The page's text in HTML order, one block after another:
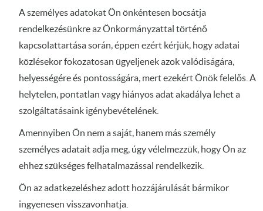
A személyes adatokat Ön önkéntesen bocsátja
rendelkezésünkre az Önkormányzattal történő
kapcsolattartása során, éppen ezért kérjük, hogy adatai
közlésekor fokozatosan ügyeljenek azok valódiságára,
helyességére és pontosságára, mert ezekért Önök felelős. A
helytelen, pontatlan vagy hiányos adat akadálya lehet a
szolgáltatásaink igénybevételének.
Amennyiben Ön nem a saját, hanem más személy
személyes adatait adja meg, úgy vélelmezzük, hogy Ön az
ehhez szükséges felhatalmazással rendelkezik.
Ön az adatkezeléshez adott hozzájárulását bármikor
ingyenesen visszavonhatja.